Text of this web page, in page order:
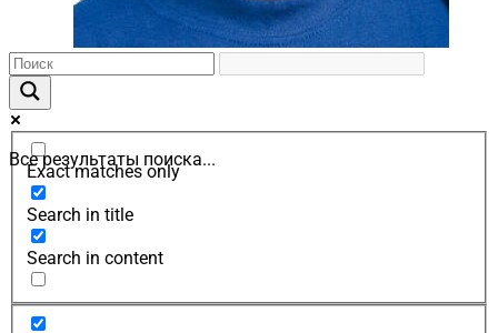
Все результаты поиска...
Exact matches only
Search in title
Search in content